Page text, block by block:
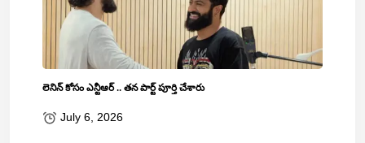
లెనిన్‌ కోసం ఎన్టీఆర్‌ .. తన పార్ట్‌ పూర్తి చేశారు
July 6, 2026